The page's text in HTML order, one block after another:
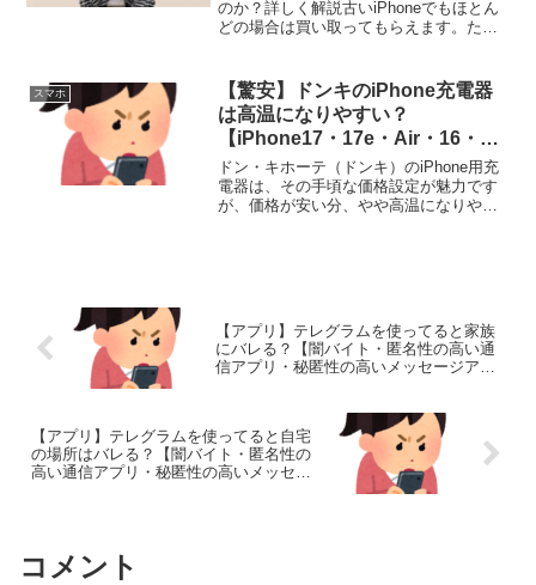
ProMAX・Plus】
のか？詳しく解説古いiPhoneでもほとん
どの場合は買い取ってもらえます。ただ
す。特にiPhone 6以前の機種は買取価格
がほ...
スマホ
【驚安】ドンキのiPhone充電器
は高温になりやすい？
【iPhone17・17e・Air・16・
Pro・ProMAX・Plus】
ドン・キホーテ（ドンキ）のiPhone用充
電器は、その手頃な価格設定が魅力です
が、価格が安い分、やや高温になりやす
【アプリ】テレグラムを使ってると家族
にバレる？【闇バイト・匿名性の高い通
信アプリ・秘匿性の高いメッセージアプ
【アプリ】テレグラムを使ってると自宅
の場所はバレる？【闇バイト・匿名性の
高い通信アプリ・秘匿性の高いメッセー
コメント